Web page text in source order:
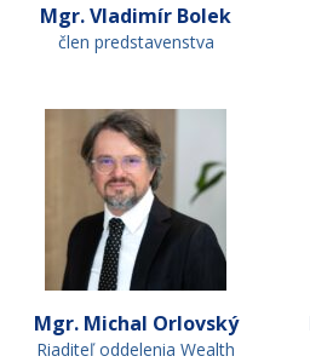
Mgr. Vladimír Bolek
člen predstavenstva
Mgr. Michal Orlovský
Riaditeľ oddelenia Wealth